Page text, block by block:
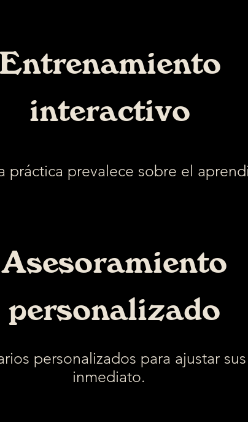
Entrenamiento
interactivo
práctica prevalece sobre el
Asesoramiento
personalizado
personalizados para ajustar
inmediato.